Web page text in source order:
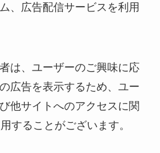
、広告配信サービスを利用
は、ユーザーのご興味に応
広告を表示するため、ユー
他サイトへのアクセスに関
することがございます。